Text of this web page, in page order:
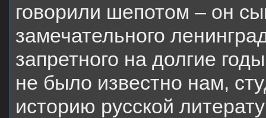
говорили шепотом – он
замечательного
запретного на долгие
не было известно нам,
историю русской